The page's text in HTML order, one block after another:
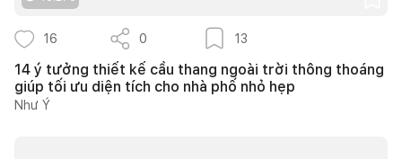
16 0 13
14 ý tưởng thiết kế cầu thang ngoài trời thông thoáng
giúp tối ưu diện tích cho nhà phố nhỏ hẹp
Như Ý